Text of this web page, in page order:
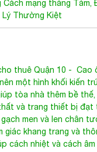
đường Bắc Hải
Vương và Nguyễn
mạng tháng Tám,
Thường Kiệt
thuê Quận 10- Cao
một hình khối kiến
tòa nhà thêm bề
và trang thiết bị đạt